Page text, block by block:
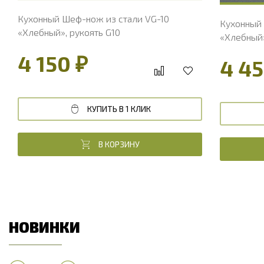
Кухонный Шеф-нож из стали VG-10
«Хлебный», рукоять G10
4 150 ₽
КУПИТЬ В 1 КЛИК
В КОРЗИНУ
4
НОВИНКИ